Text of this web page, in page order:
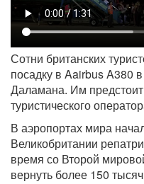
Сотни британских
посадку в Aairbus A380
Даламана. Им
туристического
В аэропортах мира
Великобритании
время со Второй
вернуть более 150